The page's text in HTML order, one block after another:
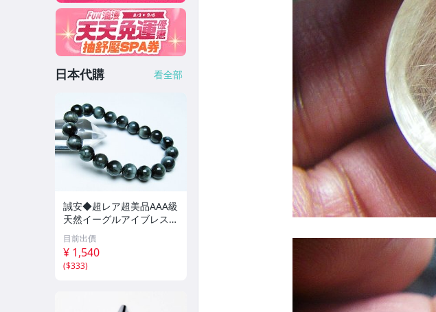
日本代購 看全部
誠安◆超レア超美品AAA級
天然イーグルアイブレスレ
ット 10mm [T156-6923]
目前出價
¥ 1,540
($333)